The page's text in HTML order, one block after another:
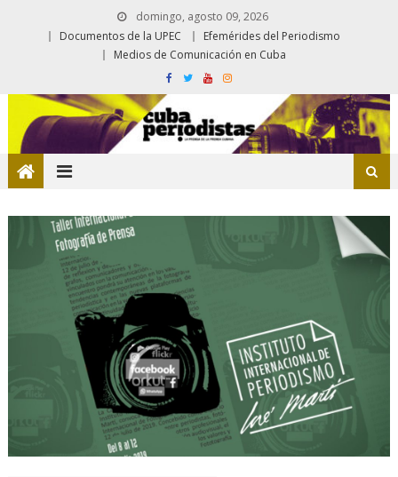
domingo, agosto 09, 2026
Documentos de la UPEC
Efemérides del Periodismo
Medios de Comunicación en Cuba